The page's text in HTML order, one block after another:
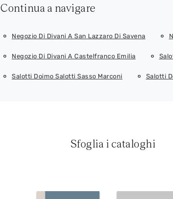
Continua a navigare
Negozio Di Divani A San Lazzaro Di Savena
Negozio Di Divani A Castelfranco Emilia
Salotti Doimo Salotti Sasso Marconi Salotti
Sfoglia i cataloghi